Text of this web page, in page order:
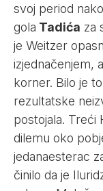
svoj period
gola Tadića za
je Weitzer
izjednačenjem,
korner. Bilo je
rezultatske
postojala. Treći
dilemu oko
jedanaesterac
činilo da je